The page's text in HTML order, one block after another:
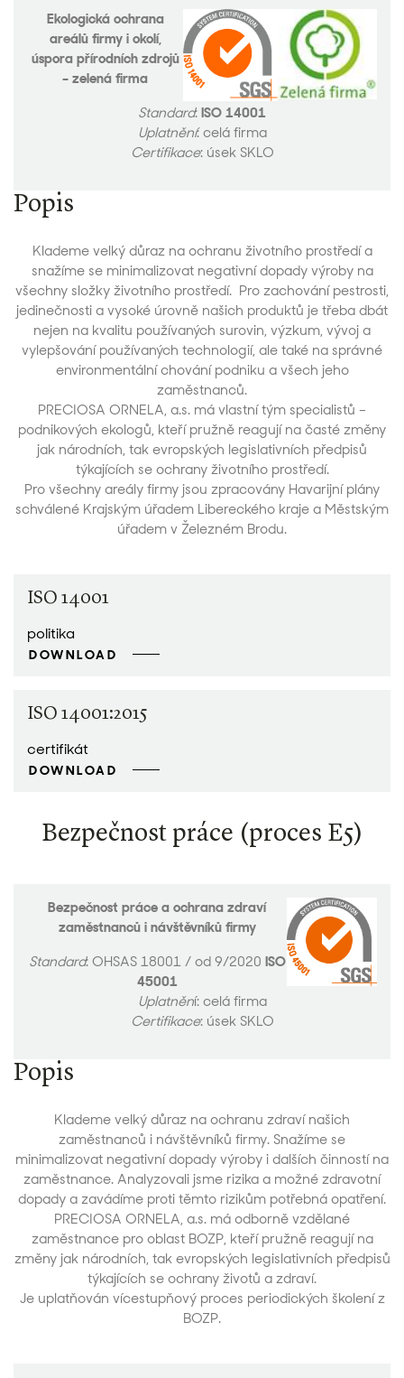
Ekologická ochrana
areálů firmy i okolí,
úspora přírodních zdrojů
– zelená firma
Standard: ISO 14001
Uplatnění: celá firma
Certifikace: úsek SKLO
Popis
Klademe velký důraz na ochranu životního prostředí a
snažíme se minimalizovat negativní dopady výroby na
všechny složky životního prostředí. Pro zachování pestrosti,
jedinečnosti a vysoké úrovně našich produktů je třeba dbát
nejen na kvalitu používaných surovin, výzkum, vývoj a
vylepšování používaných technologií, ale také na správné
environmentální chování podniku a všech jeho
zaměstnanců.
PRECIOSA ORNELA, a.s. má vlastní tým specialistů –
podnikových ekologů, kteří pružně reagují na časté změny
jak národních, tak evropských legislativních předpisů
týkajících se ochrany životního prostředí.
Pro všechny areály firmy jsou zpracovány Havarijní plány
schválené Krajským úřadem Libereckého kraje a Městským
úřadem v Železném Brodu.
ISO 14001
politika
DOWNLOAD
ISO 14001:2015
certifikát
DOWNLOAD
Bezpečnost práce (proces E5)
Bezpečnost práce a ochrana zdraví
zaměstnanců i návštěvníků firmy
Standard: OHSAS 18001 / od 9/2020 ISO
45001
Uplatnění: celá firma
Certifikace: úsek SKLO
Popis
Klademe velký důraz na ochranu zdraví našich
zaměstnanců i návštěvníků firmy. Snažíme se
minimalizovat negativní dopady výroby i dalších činností na
zaměstnance. Analyzovali jsme rizika a možné zdravotní
dopady a zavádíme proti těmto rizikům potřebná opatření.
PRECIOSA ORNELA, a.s. má odborně vzdělané
zaměstnance pro oblast BOZP, kteří pružně reagují na
změny jak národních, tak evropských legislativních předpisů
týkajících se ochrany životů a zdraví.
Je uplatňován vícestupňový proces periodických školení z
BOZP.